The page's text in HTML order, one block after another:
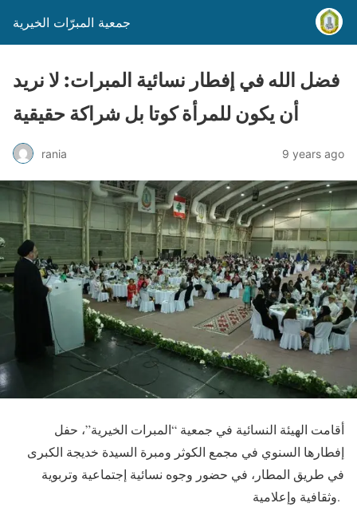
جمعية المبرّات الخيرية
فضل الله في إفطار نسائية المبرات: لا نريد
أن يكون للمرأة كوتا بل شراكة حقيقية
rania 9 years ago
أقامت الهيئة النسائية في جمعية “المبرات الخيرية”، حفل
إفطارها السنوي في مجمع الكوثر ومبرة السيدة خديجة الكبرى
في طريق المطار، في حضور وجوه نسائية إجتماعية وتربوية
وثقافية وإعلامية.